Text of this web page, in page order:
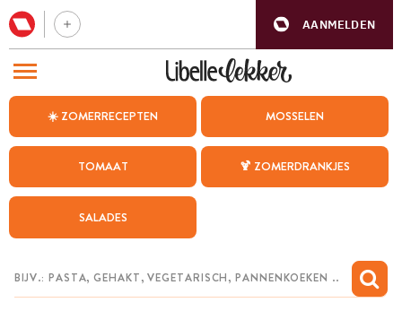
AANMELDEN
☀️ ZOMERRECEPTEN MOSSELEN
TOMAAT 🍹 ZOMERDRANKJES
SALADES
BEZOEK ONZE ANDERE WEBSITES
WEEKMENU
CHAT MET MAIA
MIJN BEWAARDE RECEPTEN